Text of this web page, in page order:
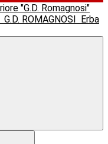
G.D. ROMAGNOSI
Erba